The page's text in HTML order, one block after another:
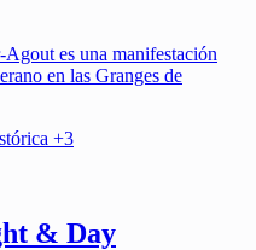
es una manifestación
en las Granges de
+3
& Day